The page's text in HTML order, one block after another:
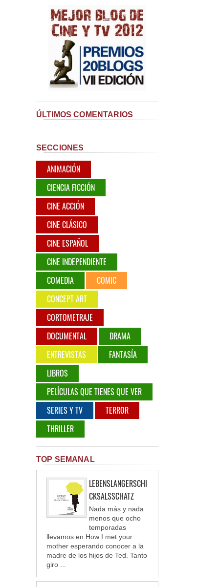
ÚLTIMOS COMENTARIOS
SECCIONES
ANIMACIÓN
CIENCIA FICCIÓN
CINE ACCIÓN
CINE CLÁSICO
CINE ESPAÑOL
CINE INDEPENDIENTE
COMEDIA
COMIC
CONCEPT ART
CORTOMETRAJE
DOCUMENTAL
DRAMA
ENTREVISTAS
FANTASÍA
LIBROS
PELÍCULAS QUE TIENES QUE VER
SERIES Y TV
TERROR
THRILLER
TOP SEMANAL
LEBENSLANGERSCHI
CKSALSSCHATZ
Nada más y nada
menos que ocho
temporadas
llevamos en How I met your
mother esperando conocer a la
madre de los hijos de Ted. Tanto
giro ...